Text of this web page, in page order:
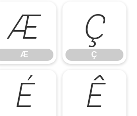
Æ
Æ
Ç
Ç
É Ê